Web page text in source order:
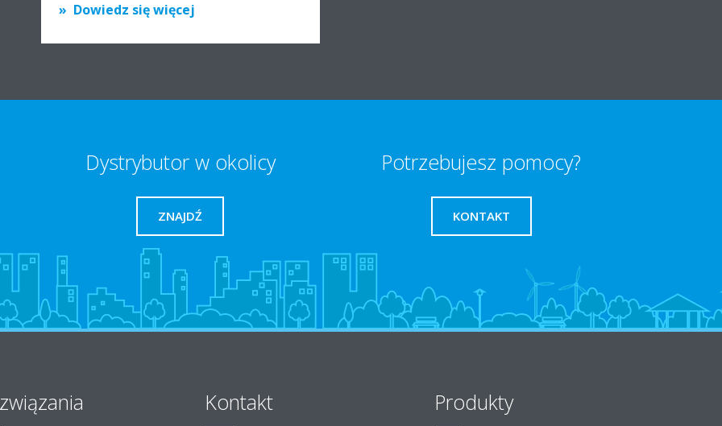
Dowiedz się więcej
Dystrybutor w okolicy
ZNAJDŹ
Potrzebujesz pomocy?
KONTAKT
Kontakt Produkty